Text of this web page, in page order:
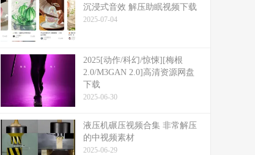
沉浸式音效 解压助眠视频下载
2025-07-04
2025[动作/科幻/惊悚][梅根
2.0/M3GAN 2.0]高清资源网盘
下载
2025-06-30
液压机碾压视频合集 非常解压
的中视频素材
2025-06-29